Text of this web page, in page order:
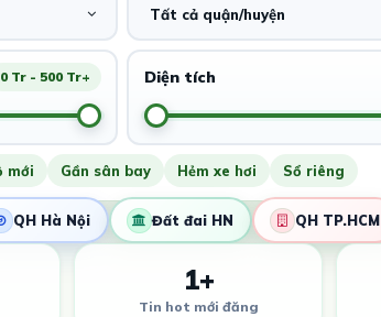
Tất cả quận/huyện
0 Tr - 500 Tr+ Diện tích
mới Gần sân bay Hẻm xe hơi Sổ riêng
QH Hà Nội Đất đai HN QH TP.HCM
1+
Tin hot mới đăng